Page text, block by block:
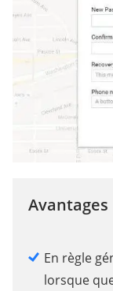
Avantages
En règle
lorsque